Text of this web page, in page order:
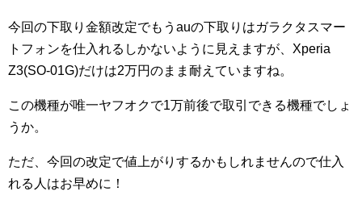
今回の下取り金額改定でもうauの下取りはガラクタスマー
トフォンを仕入れるしかないように見えますが、Xperia
Z3(SO-01G)だけは2万円のまま耐えていますね。
この機種が唯一ヤフオクで1万前後で取引できる機種でしょ
うか。
ただ、今回の改定で値上がりするかもしれませんので仕入
れる人はお早めに！